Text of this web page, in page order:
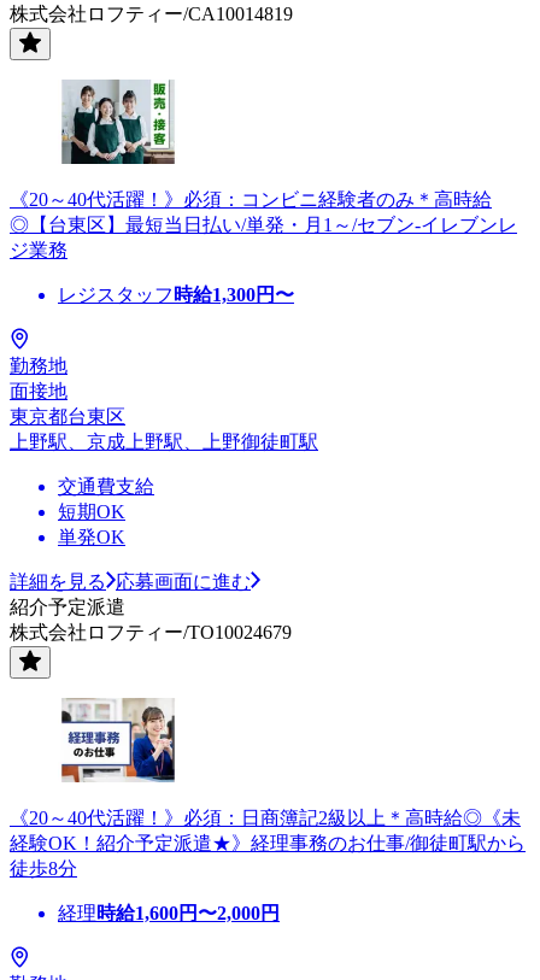
株式会社ロフティー/CA10014819
《20～40代活躍！》必須：コンビニ経験者のみ＊高時給
◎【台東区】最短当日払い/単発・月1～/セブン-イレブンレ
ジ業務
レジスタッフ 時給1,300円〜
勤務地
面接地
東京都台東区
上野駅、京成上野駅、上野御徒町駅
交通費支給
短期OK
単発OK
詳細を見る
応募画面に進む
紹介予定派遣
株式会社ロフティー/TO10024679
《20～40代活躍！》必須：日商簿記2級以上＊高時給◎《未
経験OK！紹介予定派遣★》経理事務のお仕事/御徒町駅から
徒歩8分
経理時給1,600円〜2,000円